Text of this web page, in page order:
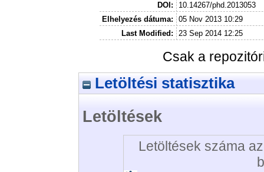
DOI:
10.14267/phd.2013053
Elhelyezés dátuma:
05 Nov 2013 10:29
Last Modified:
23 Sep 2014 12:25
Csak a
Letöltési statisztika
Letöltések
Letöltések száma